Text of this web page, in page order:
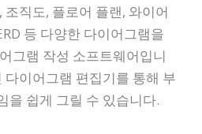
직도, 플로어 플랜, 와이어
등 다양한 다이어그램을
그램 작성 소프트웨어입니
이어그램 편집기를 통해 부
을 쉽게 그릴 수 있습니다.